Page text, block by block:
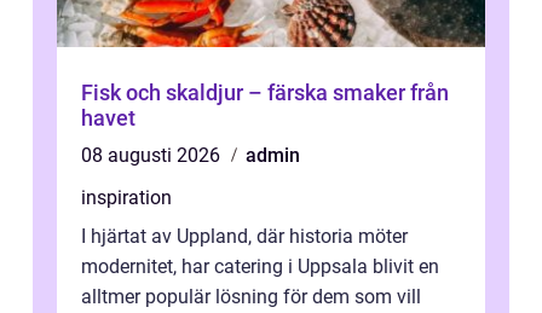
Fisk och skaldjur – färska smaker från
havet
08 augusti 2026
admin
inspiration
I hjärtat av Uppland, där historia möter
modernitet, har catering i Uppsala blivit en
alltmer populär lösning för dem som vill